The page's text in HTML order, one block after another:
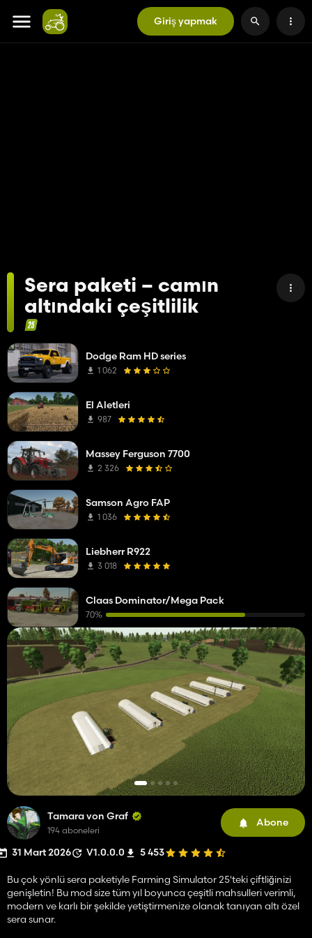
Giriş yapmak
Sera paketi – camın
altındaki çeşitlilik
Tamara von Graf
194 aboneleri
Abone
31 Mart 2026 V1.0.0.0 5 453
Bu çok yönlü sera paketiyle Farming Simulator 25'teki çiftliğinizi
genişletin! Bu mod size tüm yıl boyunca çeşitli mahsulleri verimli,
modern ve karlı bir şekilde yetiştirmenize olanak tanıyan altı özel
sera sunar.
Dodge Ram HD series
1 062
El Aletleri
987
Massey Ferguson 7700
2 326
Samson Agro FAP
1 036
Liebherr R922
3 018
Claas Dominator/Mega Pack
70%